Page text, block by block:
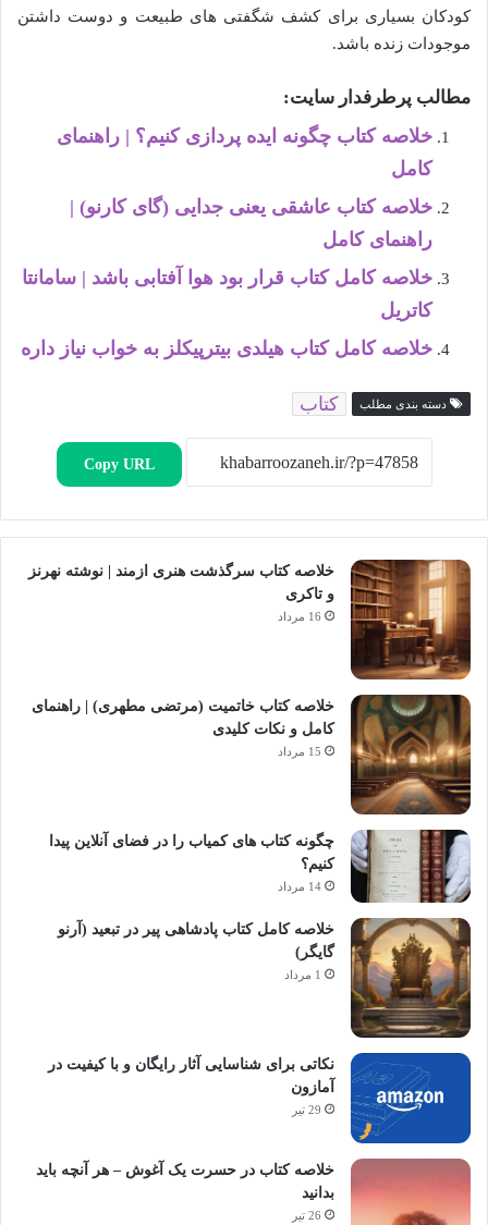
کودکان بسیاری برای کشف شگفتی های طبیعت و دوست داشتن
موجودات زنده باشد.
مطالب پرطرفدار سایت:
خلاصه کتاب چگونه ایده پردازی کنیم؟ | راهنمای
کامل
خلاصه کتاب عاشقی یعنی جدایی (گای کارنو) |
راهنمای کامل
خلاصه کامل کتاب قرار بود هوا آفتابی باشد | سامانتا
کاتریل
خلاصه کامل کتاب هیلدی بیترپیکلز به خواب نیاز داره
دسته بندی مطلب کتاب
Copy URL
خلاصه کتاب سرگذشت هنری ازمند | نوشته نهرنز
و تاکری
16 مرداد
خلاصه کتاب خاتمیت (مرتضی مطهری) | راهنمای
کامل و نکات کلیدی
15 مرداد
چگونه کتاب های کمیاب را در فضای آنلاین پیدا
کنیم؟
14 مرداد
خلاصه کامل کتاب پادشاهی پیر در تبعید (آرنو
گایگر)
1 مرداد
نکاتی برای شناسایی آثار رایگان و با کیفیت در
آمازون
29 تیر
خلاصه کتاب در حسرت یک آغوش – هر آنچه باید
بدانید
26 تیر